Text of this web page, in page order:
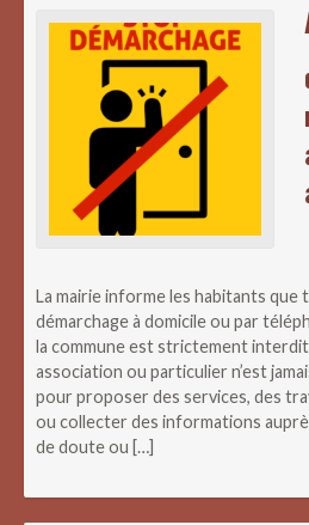
La mairie informe les habitants
démarchage à domicile ou par
la commune est strictement
association ou particulier n’est
pour proposer des services, des
ou collecter des informations
de doute ou […]